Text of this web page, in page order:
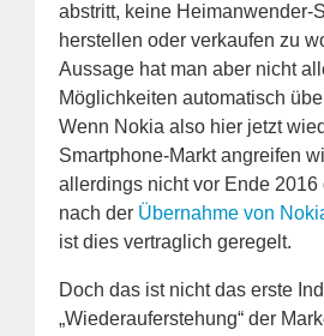
abstritt, keine Heimanwender-
herstellen oder verkaufen zu
Aussage hat man aber nicht
Möglichkeiten automatisch
Wenn Nokia also hier jetzt
Smartphone-Markt angreifen
allerdings nicht vor Ende 2016
nach der Übernahme von
ist dies vertraglich geregelt.
Doch das ist nicht das erste
„Wiederauferstehung“ der